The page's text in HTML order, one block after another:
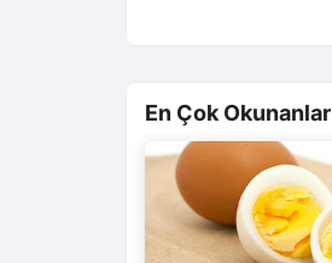
En Çok Okunanlar